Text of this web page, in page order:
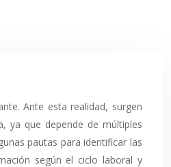
ya que depende de múltiples
pautas para identificar las
según el ciclo laboral y